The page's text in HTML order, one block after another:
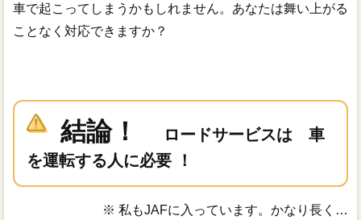
車で起こってしまうかもしれません。あなたは舞い上がる
ことなく対応できますか？
結論！
ロードサービスは 車
を運転する人に必要 ！
※ 私もJAFに入っています。かなり長く…